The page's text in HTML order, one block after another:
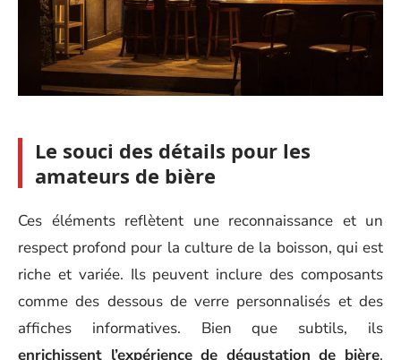
Le souci des détails pour les
amateurs de bière
Ces éléments reflètent une reconnaissance et un
respect profond pour la culture de la boisson, qui est
riche et variée. Ils peuvent inclure des composants
comme des dessous de verre personnalisés et des
affiches informatives. Bien que subtils, ils
enrichissent l’expérience de dégustation de bière.